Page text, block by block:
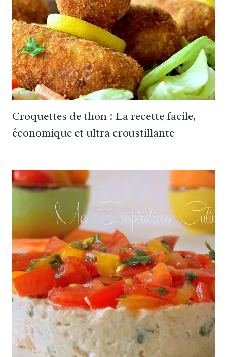
Croquettes de thon : La recette facile,
économique et ultra croustillante